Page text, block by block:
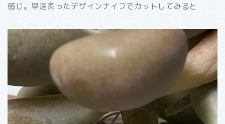
感じ。早速炙ったデザインナイフでカットしてみると